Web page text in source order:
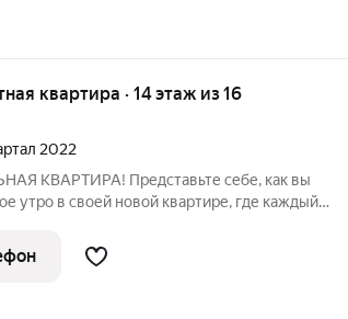
квартира · 14 этаж из 16
2022
КВАРТИРА! Представьте себе, как вы
утро в своей новой квартире, где каждый
ног. Панорамное остекление позволяет